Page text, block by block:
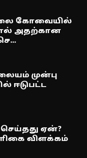
கோவையில்
அதற்கான
முன்பு
ஈடுபட்ட
செய்தது ஏன்?
விளக்கம்